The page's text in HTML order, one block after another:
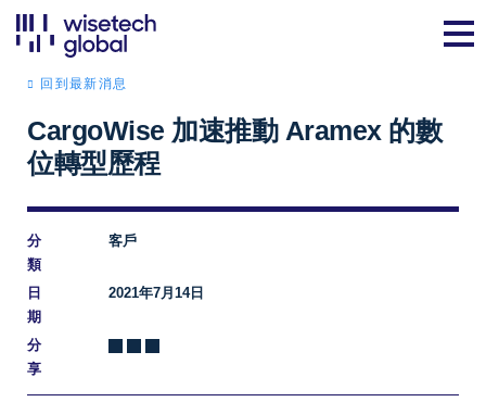
回到最新消息
CargoWise 加速推動 Aramex 的數
位轉型歷程
分
類
客戶
日
期
2021年7月14日
分
享